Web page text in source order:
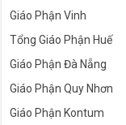
Giáo Phận Vinh
Tổng Giáo Phận Huế
Giáo Phận Đà Nẵng
Giáo Phận Quy Nhơn
Giáo Phận Kontum